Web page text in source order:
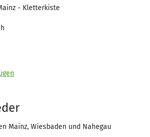
- Kletterkiste
Mainz, Wiesbaden und Nahegau